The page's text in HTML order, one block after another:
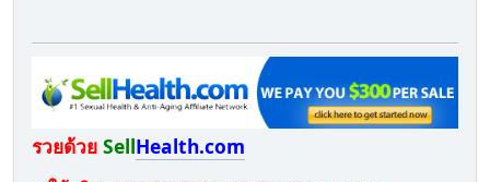
รวยด้วย SellHealth.com